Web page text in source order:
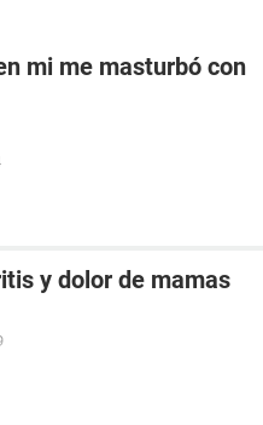
mi me masturbó con
y dolor de mamas